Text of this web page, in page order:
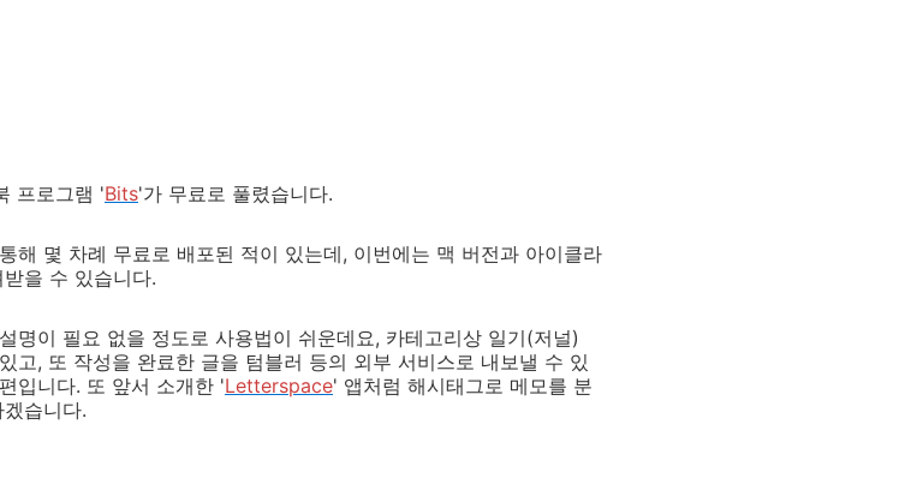
프로그램 'Bits'가 무료로 풀렸습니다.
해 몇 차례 무료로 배포된 적이 있는데, 이번에는 맥 버전과 아이클라
을 수 있습니다.
명이 필요 없을 정도로 사용법이 쉬운데요, 카테고리상 일기(저널)
고, 또 작성을 완료한 글을 텀블러 등의 외부 서비스로 내보낼 수 있
입니다. 또 앞서 소개한 'Letterspace' 앱처럼 해시태그로 메모를 분
습니다.